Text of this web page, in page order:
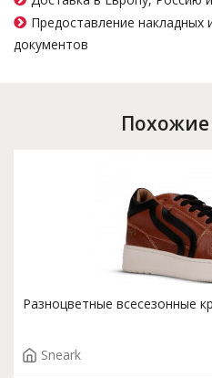
Предоставление накладных
документов
Разноцветные всесезонные
Sneark